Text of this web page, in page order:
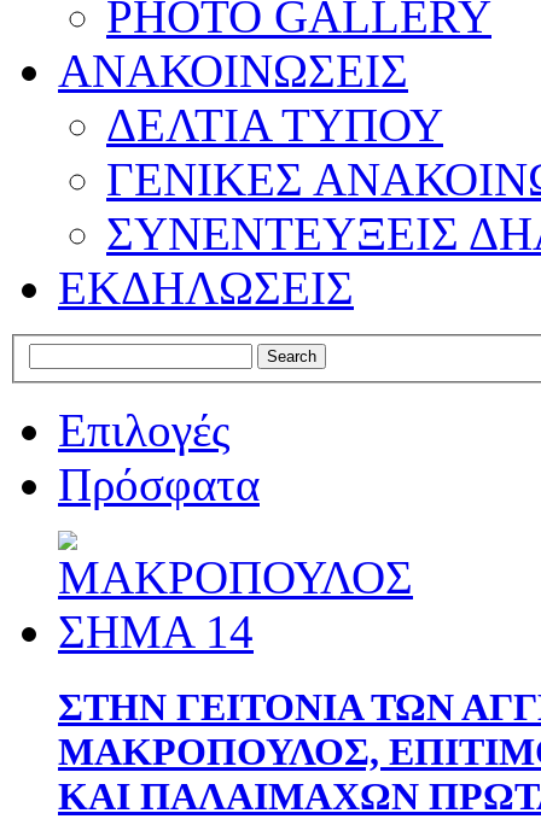
PHOTO GALLERY
ΑΝΑΚΟΙΝΩΣΕΙΣ
ΔΕΛΤΙΑ ΤΥΠΟΥ
ΓΕΝΙΚΕΣ
ΣΥΝΕΝΤΕΥΞΕΙΣ
ΕΚΔΗΛΩΣΕΙΣ
Επιλογές
Πρόσφατα
ΣΤΗΝ ΓΕΙΤΟΝΙΑ ΤΩΝ
ΜΑΚΡΟΠΟΥΛΟΣ,
ΚΑΙ ΠΑΛΑΙΜΑΧΩΝ